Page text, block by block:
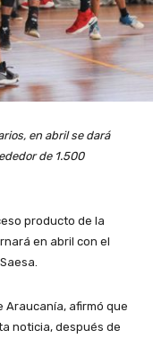
en abril se dará
de 1.500
producto de la
en abril con el
Araucanía, afirmó que
noticia, después de